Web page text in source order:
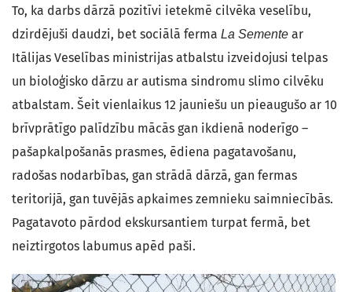
To, ka darbs dārzā pozitīvi ietekmē cilvēka veselību,
dzirdējuši daudzi, bet sociālā ferma La Semente ar
Itālijas Veselības ministrijas atbalstu izveidojusi telpas
un bioloģisko dārzu ar autisma sindromu slimo cilvēku
atbalstam. Šeit vienlaikus 12 jauniešu un pieaugušo ar 10
brīvprātīgo palīdzību mācās gan ikdienā noderīgo –
pašapkalpošanās prasmes, ēdiena pagatavošanu,
radošas nodarbības, gan strādā dārzā, gan fermas
teritorijā, gan tuvējās apkaimes zemnieku saimniecībās.
Pagatavoto pārdod ekskursantiem turpat fermā, bet
neiztirgotos labumus apēd paši.